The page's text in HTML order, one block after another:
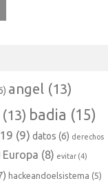
angel (13)
(13) badia (15)
(9) datos (6) derechos
Europa (8) evitar (4)
hackeandoelsistema (5)